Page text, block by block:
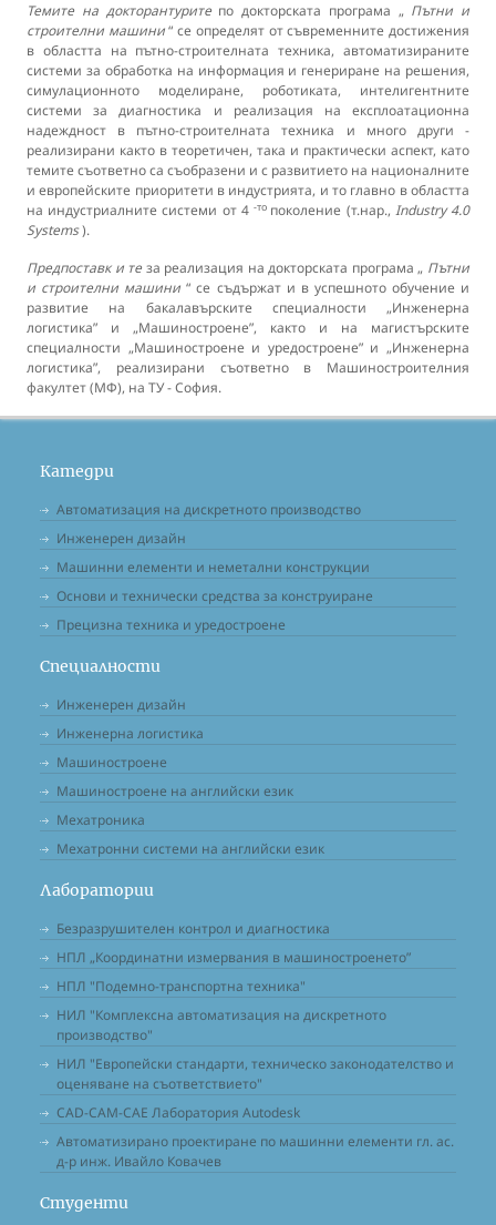
Темите на докторантурите по докторската програма „ Пътни и
строителни машини“ се определят от съвременните достижения
в областта на пътно-строителната техника, автоматизираните
системи за обработка на информация и генериране на решения,
симулационното моделиране, роботиката, интелигентните
системи за диагностика и реализация на експлоатационна
надеждност в пътно-строителната техника и много други -
реализирани както в теоретичен, така и практически аспект, като
темите съответно са съобразени и с развитието на националните
и европейските приоритети в индустрията, и то главно в областта
на индустриалните системи от 4-то поколение (т.нар., Industry 4.0
Systems).
Предпоставк и теза реализация на докторската програма „ Пътни
и строителни машини“ се съдържат и в успешното обучение и
развитие на бакалавърските специалности „Инженерна
логистика” и „Машиностроене”, както и на магистърските
специалности „Машиностроене и уредостроене” и „Инженерна
логистика”, реализирани съответно в Машиностроителния
факултет (МФ), на ТУ - София.
Катедри
Автоматизация на дискретното производство
Инженерен дизайн
Машинни елементи и неметални конструкции
Основи и технически средства за конструиране
Прецизна техника и уредостроене
Специалности
Инженерен дизайн
Инженерна логистика
Машиностроене
Машиностроене на английски език
Мехатроника
Мехатронни системи на английски език
Лаборатории
Безразрушителен контрол и диагностика
НПЛ „Координатни измервания в машиностроенето”
НПЛ "Подемно-транспортна техника"
НИЛ "Комплексна автоматизация на дискретното
производство"
НИЛ "Европейски стандарти, техническо законодателство и
оценяване на съответствието"
CAD-CAM-CAE Лаборатория Autodesk
Автоматизирано проектиране по машинни елементи гл. ас.
д-р инж. Ивайло Ковачев
Студенти